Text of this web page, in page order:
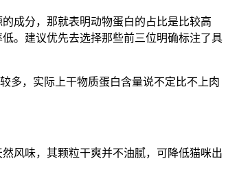
成分，那就表明动物蛋白的占比是比较高
。建议优先去选择那些前三位明确标注了具
多，实际上干物质蛋白含量说不定比不上肉
风味，其颗粒干爽并不油腻，可降低猫咪出